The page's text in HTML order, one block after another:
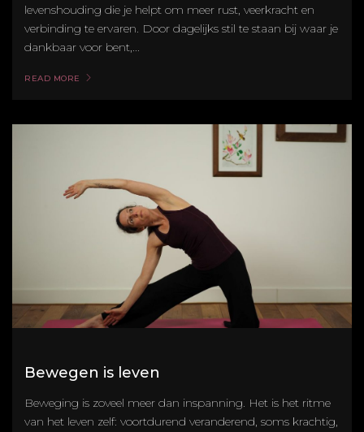
levenshouding die je helpt om meer rust, veerkracht en
verbinding te ervaren. Door dagelijks stil te staan bij waar je
dankbaar voor bent,...
READ MORE
Bewegen is leven
Beweging is zoveel meer dan inspanning. Het is het ritme
van het leven zelf: voortdurend veranderend, soms krachtig,